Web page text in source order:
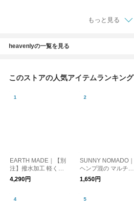
もっと見る
heavenlyの一覧を見る
このストアの人気アイテムランキング
EARTH MADE｜【別
注】撥水加工 軽くて
使い勝手がいい ナイ
ロンボンサック
4,290円
SUNNY NOMADO｜
ヘンプ混の マルチカ
ラーソックス
1,650円